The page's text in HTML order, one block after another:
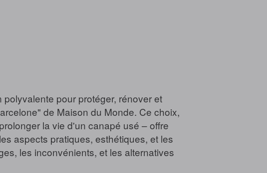
pour protéger, rénover et
de Maison du Monde. Ce choix,
la vie d'un canapé usé – offre
aspects pratiques, esthétiques, et les
les inconvénients, et les alternatives